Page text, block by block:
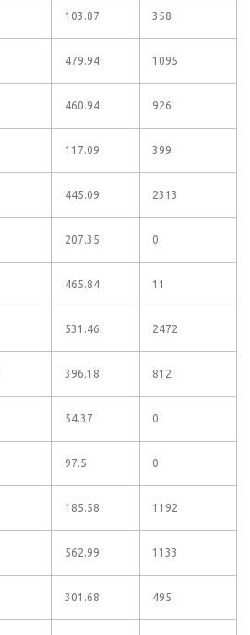
103.87 358
479.94 1095
460.94 926
117.09 399
445.09 2313
207.35 0
465.84 11
531.46 2472
396.18 812
54.37 0
97.5 0
185.58 1192
562.99 1133
301.68 495